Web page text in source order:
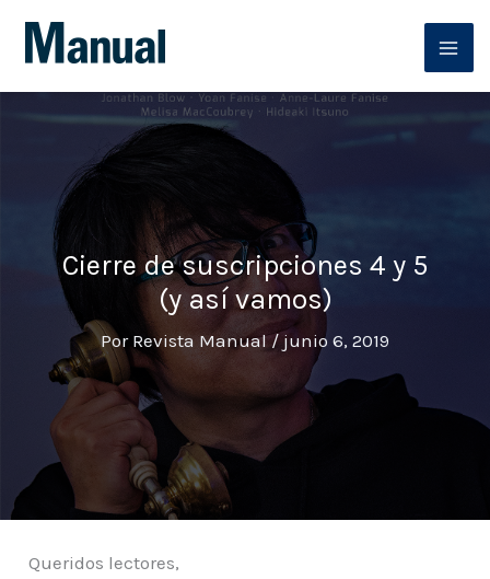
Ir
Cierre de suscripciones 4 y 5
(y así vamos)
Por Revista Manual/ junio 6, 2019
Queridos lectores,